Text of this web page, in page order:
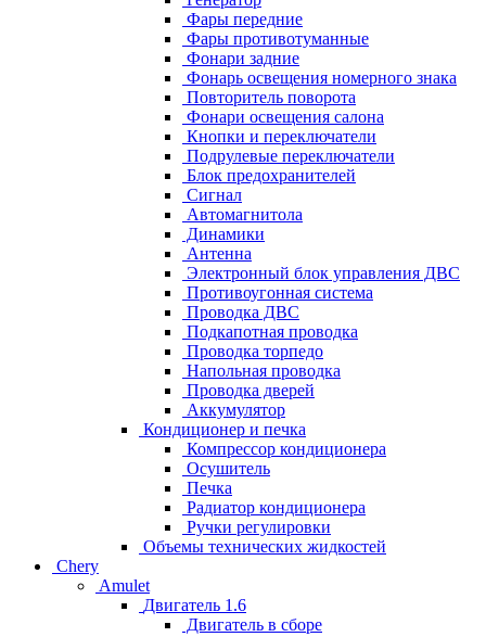
Фары передние
Фары противотуманные
Фонари задние
Фонарь освещения номерного знака
Повторитель поворота
Фонари освещения салона
Кнопки и переключатели
Подрулевые переключатели
Блок предохранителей
Сигнал
Автомагнитола
Динамики
Антенна
Электронный блок управления ДВС
Противоугонная система
Проводка ДВС
Подкапотная проводка
Проводка торпедо
Напольная проводка
Проводка дверей
Аккумулятор
Кондиционер и печка
Компрессор кондиционера
Осушитель
Печка
Радиатор кондиционера
Ручки регулировки
Объемы технических жидкостей
Chery
Amulet
Двигатель 1.6
Двигатель в сборе